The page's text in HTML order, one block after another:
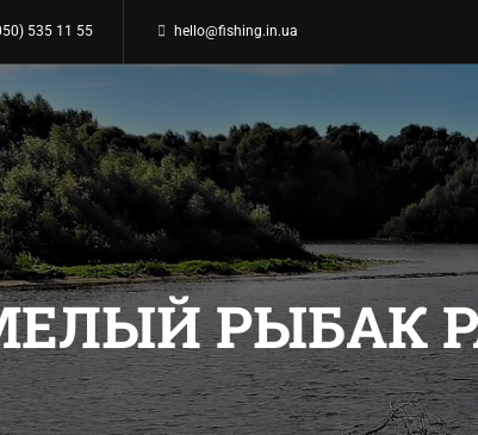
535 11 55 hello@fishing.in.ua
РЫБАК